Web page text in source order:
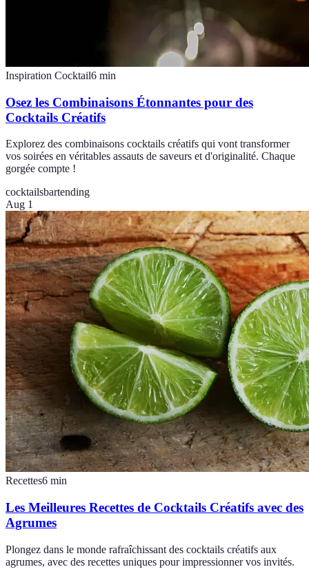
Inspiration Cocktail6 min
Osez les Combinaisons Étonnantes pour des
Cocktails Créatifs
Explorez des combinaisons cocktails créatifs qui vont transformer
vos soirées en véritables assauts de saveurs et d'originalité. Chaque
gorgée compte !
cocktailsbartending
Aug 1
Recettes6 min
Les Meilleures Recettes de Cocktails Créatifs avec des
Agrumes
Plongez dans le monde rafraîchissant des cocktails créatifs aux
agrumes, avec des recettes uniques pour impressionner vos invités.